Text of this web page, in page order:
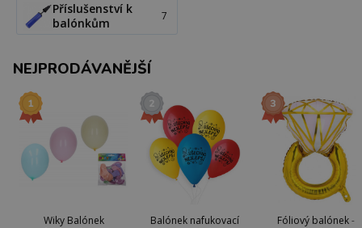
Příslušenství k
balónkům
7
NEJPRODÁVANĚJŠÍ
Wiky Balónek
Balónek nafukovací
Fóliový balónek -